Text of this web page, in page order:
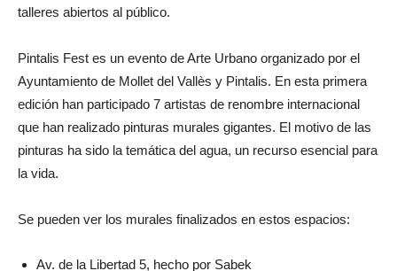
talleres abiertos al público.
Pintalis Fest es un evento de Arte Urbano organizado por el
Ayuntamiento de Mollet del Vallès y Pintalis. En esta primera
edición han participado 7 artistas de renombre internacional
que han realizado pinturas murales gigantes. El motivo de las
pinturas ha sido la temática del agua, un recurso esencial para
la vida.
Se pueden ver los murales finalizados en estos espacios:
Av. de la Libertad 5, hecho por Sabek